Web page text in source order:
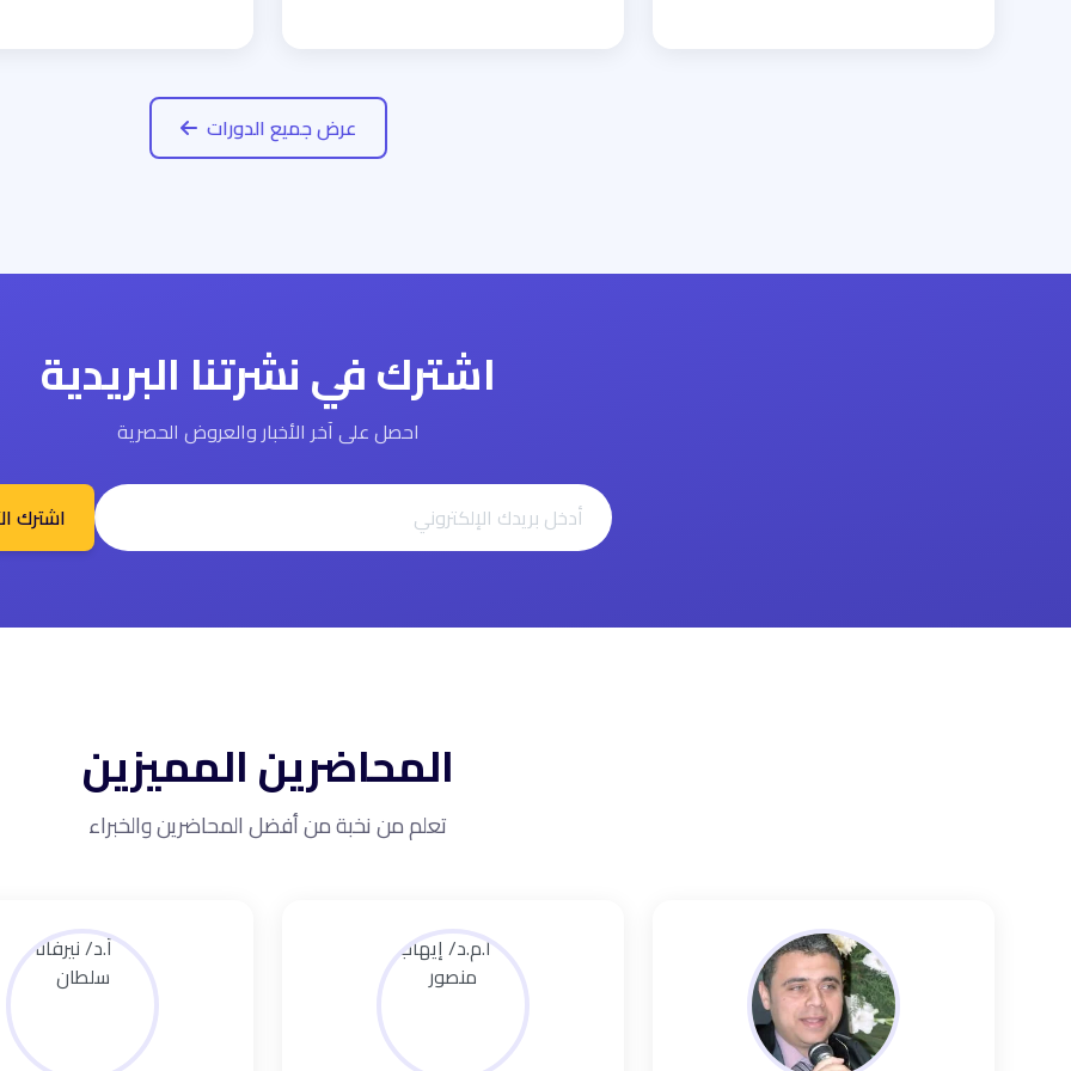
عرض جميع الدورات
اشترك في نشرتنا البريدية
احصل على آخر الأخبار والعروض الحصرية
اشترك
المحاضرين المميزين
تعلم من نخبة من أفضل المحاضرين والخبراء